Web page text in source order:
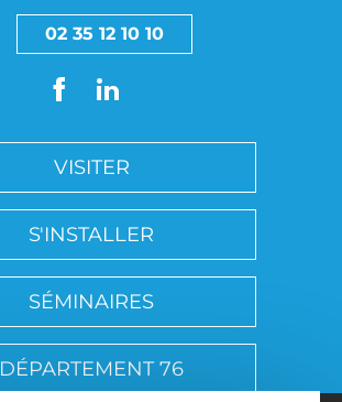
02 35 12 10 10
VISITER
S'INSTALLER
SÉMINAIRES
DÉPARTEMENT 76